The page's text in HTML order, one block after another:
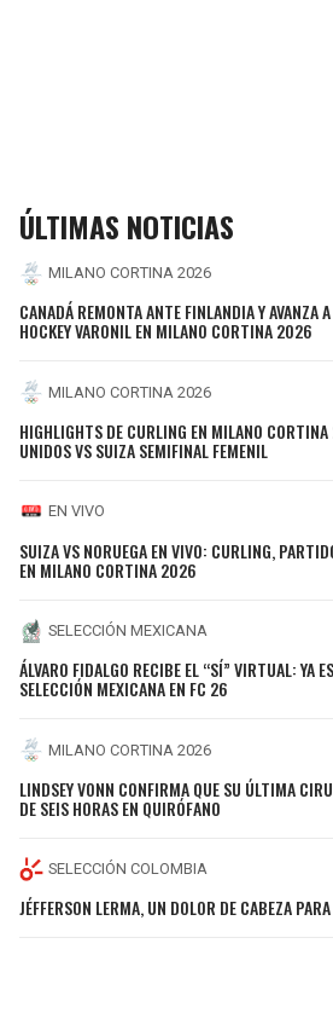
ÚLTIMAS NOTICIAS
MILANO CORTINA 2026
CANADÁ REMONTA ANTE FINLANDIA Y AVANZA
HOCKEY VARONIL EN MILANO CORTINA 2026
MILANO CORTINA 2026
HIGHLIGHTS DE CURLING EN MILANO
UNIDOS VS SUIZA SEMIFINAL FEMENIL
EN VIVO
SUIZA VS NORUEGA EN VIVO: CURLING,
EN MILANO CORTINA 2026
SELECCIÓN MEXICANA
ÁLVARO FIDALGO RECIBE EL “SÍ” VIRTUAL: YA
SELECCIÓN MEXICANA EN FC 26
MILANO CORTINA 2026
LINDSEY VONN CONFIRMA QUE SU ÚLTIMA
DE SEIS HORAS EN QUIRÓFANO
SELECCIÓN COLOMBIA
JÉFFERSON LERMA, UN DOLOR DE CABEZA